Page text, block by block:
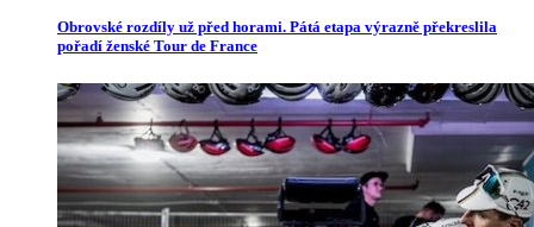
Obrovské rozdíly už před horami. Pátá etapa výrazně překreslila
pořadí ženské Tour de France